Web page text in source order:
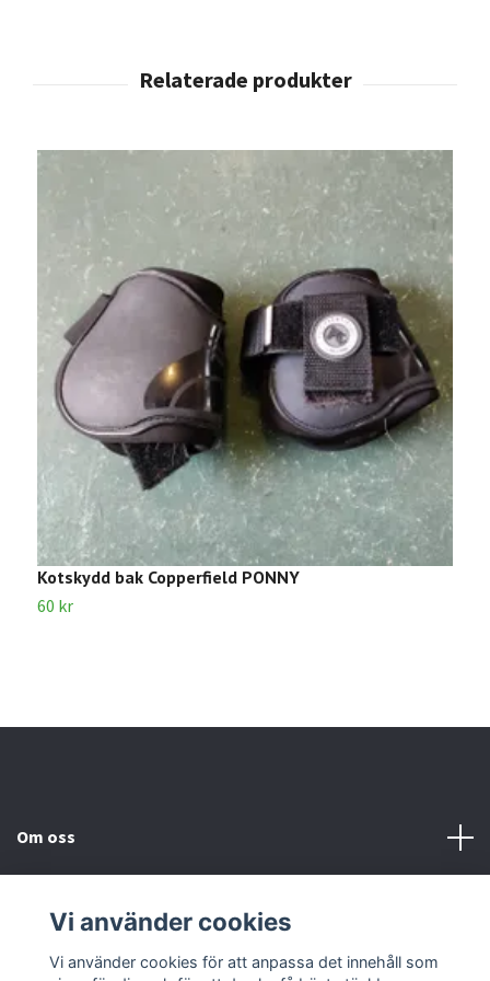
Kotskydd bak Copperfield PONNY
60 kr
Om oss
Kontakta oss
Vi använder cookies
Vi använder cookies för att anpassa det innehåll som